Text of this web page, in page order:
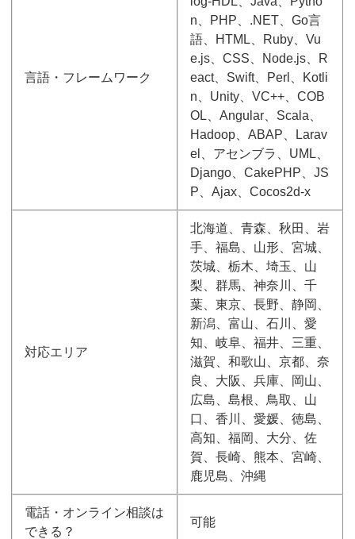
言語・フレームワーク
n、PHP、.NET、Go言
語、HTML、Ruby、Vu
e.js、CSS、Node.js、R
eact、Swift、Perl、Kotli
n、Unity、VC++、COB
OL、Angular、Scala、
Hadoop、ABAP、Larav
el、アセンブラ、UML、
Django、CakePHP、JS
P、Ajax、Cocos2d-x
対応エリア
北海道、青森、秋田、岩
手、福島、山形、宮城、
茨城、栃木、埼玉、山
梨、群馬、神奈川、千
葉、東京、長野、静岡、
新潟、富山、石川、愛
知、岐阜、福井、三重、
滋賀、和歌山、京都、奈
良、大阪、兵庫、岡山、
広島、島根、鳥取、山
口、香川、愛媛、徳島、
高知、福岡、大分、佐
賀、長崎、熊本、宮崎、
鹿児島、沖縄
電話・オンライン相談は
できる？
可能